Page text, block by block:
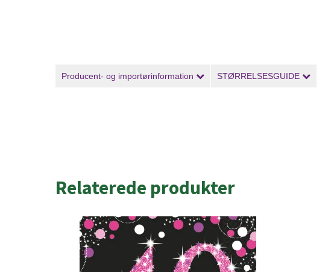
Producent- og importørinformation STØRRELSESGUIDE
Relaterede produkter